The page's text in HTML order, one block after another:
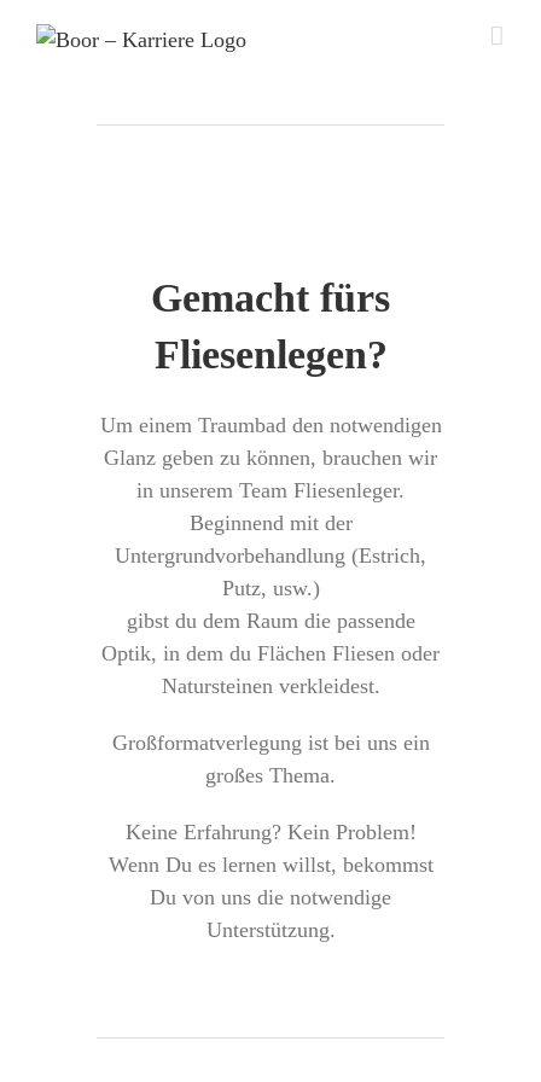
Inhalt
Gemacht fürs
Fliesenlegen?
Um einem Traumbad den notwendigen
Glanz geben zu können, brauchen wir
in unserem Team Fliesenleger.
Beginnend mit der
Untergrundvorbehandlung (Estrich,
Putz, usw.)
gibst du dem Raum die passende
Optik, in dem du Flächen Fliesen oder
Natursteinen verkleidest.
Großformatverlegung ist bei uns ein
großes Thema.
Keine Erfahrung? Kein Problem!
Wenn Du es lernen willst, bekommst
Du von uns die notwendige
Unterstützung.